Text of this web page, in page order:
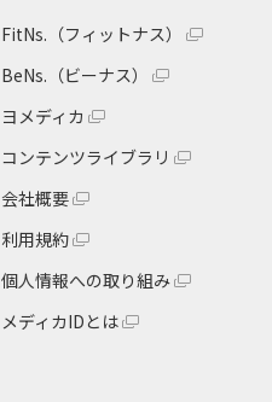
FitNs.（フィットナス）
BeNs.（ビーナス）
ヨメディカ
コンテンツライブラリ
会社概要
利用規約
個人情報への取り組み
メディカIDとは